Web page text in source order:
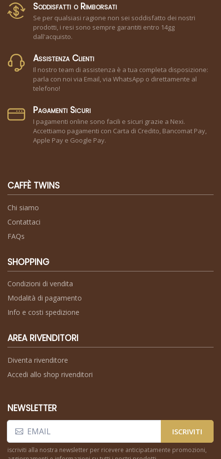
Soddisfatti o Rimborsati
Se per qualsiasi ragione non sei soddisfatto dei nostri
prodotti, i resi sono sempre garantiti entro 14gg
dall'acquisto.
Assistenza Clienti
Il nostro team di assistenza è a tua completa disposizione:
parla con noi via Email, via WhatsApp o direttamente al
telefono!
Pagamenti Sicuri
I pagamenti online sono facili e sicuri grazie a Nexi.
Accettiamo pagamenti con Carta di Credito, Bancomat Pay,
Apple Pay e Google Pay.
CAFFÈ TWINS
Chi siamo
Contattaci
FAQs
SHOPPING
Condizioni di vendita
Modalità di pagamento
Info e costi spedizione
AREA RIVENDITORI
Diventa rivenditore
Accedi allo shop rivenditori
NEWSLETTER
ISCRIVITI
iscriviti alla nostra newsletter per ricevere anticipatamente promozioni,